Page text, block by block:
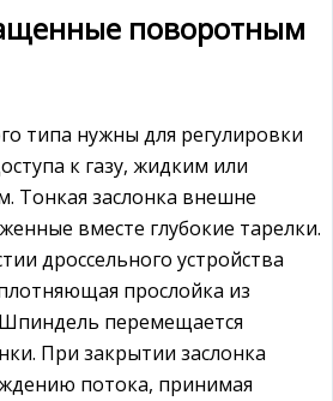
поворотным
типа нужны для регулировки
к газу, жидким или
Тонкая заслонка внешне
вместе глубокие тарелки.
дроссельного устройства
прослойка из
перемещается
При закрытии заслонка
потока, принимая